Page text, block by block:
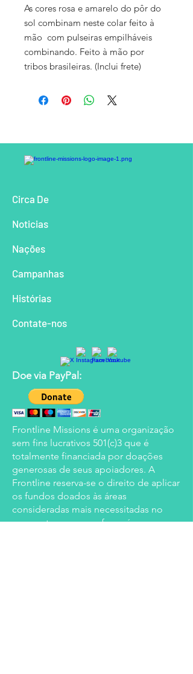
As cores rosa e amarelo do pôr do
sol combinam neste colar feito à
mão com pulseiras empilháveis
combinando. Feito à mão por
tribos brasileiras. (Inclui frete)
Circa De
Noticias
Nações
Campanhas
Histórias
Contate-nos
Doe via PayPal:
Frontline Missions é uma organização
sem fins lucrativos 501(c)3 que é
totalmente financiada por doações
generosas de seus apoiadores. A
Frontline reserva-se o direito de aplicar
os fundos doados às áreas
consideradas mais necessitadas no
momento, mas se esforçará para